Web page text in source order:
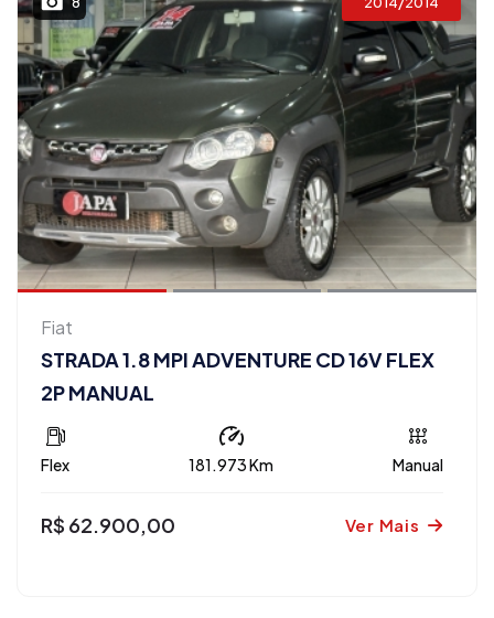
Fiat
STRADA 1.8 MPI ADVENTURE CD 16V FLEX
2P MANUAL
Flex 181.973 Km Manual
R$ 62.900,00 Ver Mais